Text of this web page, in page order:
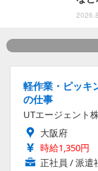
軽作業・ピッ
の仕事
UTエージェント
大阪府
時給1,350円
正社員 / 派遣